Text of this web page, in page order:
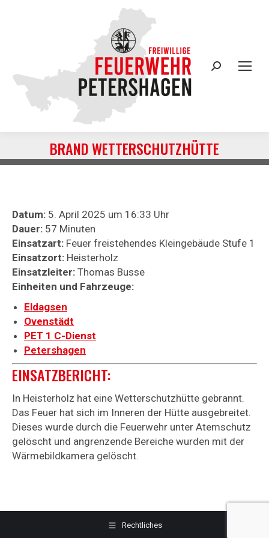
Search:
BRAND WETTERSCHUTZHÜTTE
Sie befinden sich hier:
Datum: 5. April 2025 um 16:33 Uhr
Dauer: 57 Minuten
Einsatzart: Feuer freistehendes Kleingebäude Stufe 1
Einsatzort: Heisterholz
Einsatzleiter: Thomas Busse
Einheiten und Fahrzeuge:
Eldagsen
Ovenstädt
PET 1 C-Dienst
Petershagen
EINSATZBERICHT:
In Heisterholz hat eine Wetterschutzhütte gebrannt.
Das Feuer hat sich im Inneren der Hütte ausgebreitet.
Dieses wurde durch die Feuerwehr unter Atemschutz
gelöscht und angrenzende Bereiche wurden mit der
Wärmebildkamera gelöscht.
Rechtliches